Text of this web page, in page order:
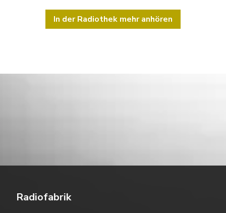
In der Radiothek mehr anhören
Radiofabrik